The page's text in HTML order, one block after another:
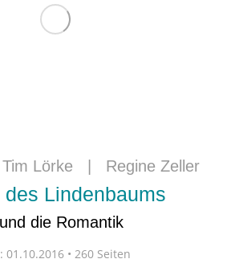
Tim Lörke Regine Zeller
Lindenbaums
die Romantik
01.10.2016 • 260 Seiten